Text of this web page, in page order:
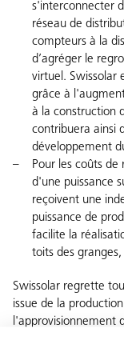
s'interconnecter
réseau de
compteurs à la
d’agréger le
virtuel. Swissolar
grâce à
à la construction
contribuera ainsi
développement
Pour les coûts
d'une puissance
reçoivent une
puissance de
facilite la
toits des
Swissolar regrette
issue de la
l'approvisionnement
été approprié de